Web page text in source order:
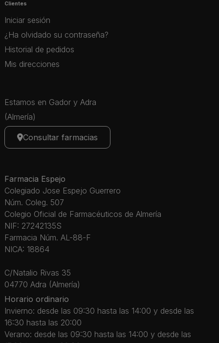
Clientes
Iniciar sesión
¿Ha olvidado su contraseña?
Historial de pedidos
Mis direcciones
Estamos en Gador y Adra
(Almería)
Consultar farmacias
Farmacia Espejo
Colegiado Jose Espejo Guerrero
Núm. Coleg. 507
Colegio Oficial de Farmacéuticos de Almería
NIF: 27242135S
Farmacia Núm. AL-88-F
NICA: 18864
C/Natalio Rivas 35
04770 Adra (Almería)
Horario ordinario
Invierno: desde las 09:30 hasta las 14:00 y desde las
16:30 hasta las 20:00
Verano: desde las 09:30 hasta las 14:00 y desde las